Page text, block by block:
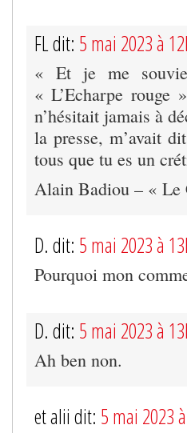
FL dit: 5 mai 2023 à
« Et je me
« L’Echarpe
n’hésitait jamais à
la presse, m’avait
tous que tu es un
Alain Badiou – « Le
D. dit: 5 mai 2023 à
Pourquoi mon
D. dit: 5 mai 2023 à
Ah ben non.
et alii dit: 5 mai 2023